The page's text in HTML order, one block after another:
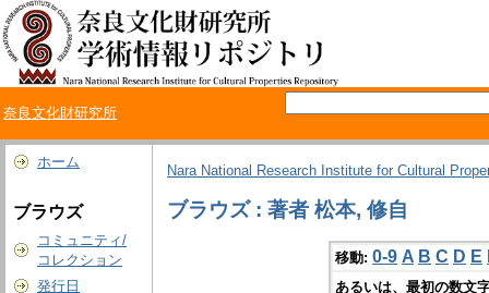
奈良文化財研究所
ホーム
ブラウズ
コミュニティ/
コレクション
発行日
Nara National Research Institute for Cultural
ブラウズ : 著者 松本, 修自
移動: 0-9 A B C D E
あるいは、最初の数文